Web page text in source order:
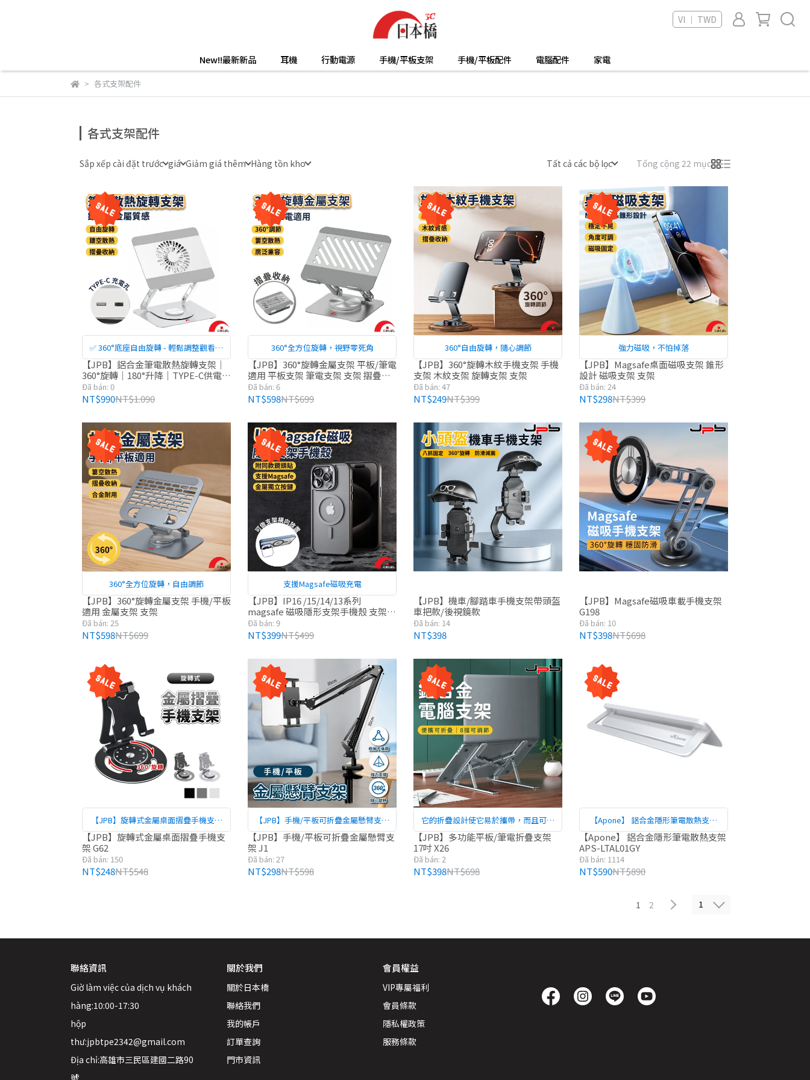
VI ｜ TWD
New!!最新新品 耳機 行動電源 手機/平板支架 手機/平板配件 電腦配件 家電
各式支架配件
各式支架配件
Sắp xếp cài đặt trước giá Giảm giá thêm Hàng tồn kho Tất cả các bộ lọc Tổng cộng 22 mục
✅ 360°底座自由旋轉 - 輕鬆調整觀看方
向，多人討論、工作簡報更方便
【JPB】鋁合金筆電散熱旋轉支架｜
360°旋轉｜180°升降｜TYPE-C供電
散熱支架 支架
Đã bán: 0
NT$990NT$1.090
360°全方位旋轉，視野零死角
【JPB】360°旋轉金屬支架 平板/筆電
適用 平板支架 筆電支架 支架 摺疊支
架
Đã bán: 6
NT$598NT$699
360°自由旋轉，隨心調節
【JPB】360°旋轉木紋手機支架 手機
支架 木紋支架 旋轉支架 支架
Đã bán: 47
NT$249NT$399
強力磁吸，不怕掉落
【JPB】Magsafe桌面磁吸支架 錐形
設計 磁吸支架 支架
Đã bán: 24
NT$298NT$399
360°全方位旋轉，自由調節
【JPB】360°旋轉金屬支架 手機/平板
適用 金屬支架 支架
Đã bán: 25
NT$598NT$699
支援Magsafe磁吸充電
【JPB】IP16 /15/14/13系列
magsafe 磁吸隱形支架手機殼 支架
手機殼 i16
Đã bán: 9
NT$399NT$499
【JPB】機車/腳踏車手機支架帶頭盔
車把款/後視鏡款
Đã bán: 14
NT$398
【JPB】Magsafe磁吸車載手機支架
G198
Đã bán: 10
NT$398NT$698
【JPB】旋轉式金屬桌面摺疊手機支架
G62
【JPB】旋轉式金屬桌面摺疊手機支
架 G62
Đã bán: 150
NT$248NT$548
【JPB】手機/平板可折疊金屬懸臂支架
J1
【JPB】手機/平板可折疊金屬懸臂支
架 J1
Đã bán: 27
NT$298NT$598
它的折疊設計使它易於攜帶，而且可調
節的角度讓你可以根據自己的需求調整
平板/筆電的高度和角度。
【JPB】多功能平板/筆電折疊支架
17吋 X26
Đã bán: 2
NT$398NT$698
【Apone】 鋁合金隱形筆電散熱支架
APS-LTAL01GY
【Apone】 鋁合金隱形筆電散熱支架
APS-LTAL01GY
Đã bán: 1114
NT$590NT$890
1 2 1
聯絡資訊
Giờ làm việc của dịch vụ khách
hàng:10:00-17:30
hộp
thư:jpbtpe2342@gmail.com
Địa chỉ:高雄市三民區建國二路90
號
關於我們
關於日本橋
聯絡我們
我的帳戶
訂單查詢
門市資訊
會員權益
VIP專屬福利
會員條款
隱私權政策
服務條款